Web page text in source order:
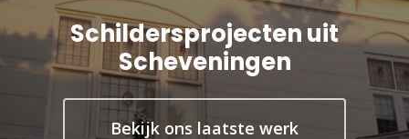
Schildersprojecten uit
Scheveningen
Bekijk ons laatste werk